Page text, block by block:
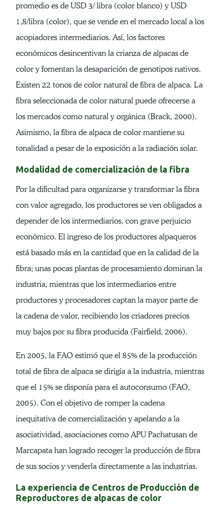
promedio es de USD 3/ libra (color blanco) y USD
1,8/libra (color), que se vende en el mercado local a los
acopiadores intermediarios. Así, los factores
económicos desincentivan la crianza de alpacas de
color y fomentan la desaparición de genotipos nativos.
Existen 22 tonos de color natural de fibra de alpaca. La
fibra seleccionada de color natural puede ofrecerse a
los mercados como natural y orgánica (Brack, 2000).
Asimismo, la fibra de alpaca de color mantiene su
tonalidad a pesar de la exposición a la radiación solar.
Modalidad de comercialización de la fibra
Por la dificultad para organizarse y transformar la fibra
con valor agregado, los productores se ven obligados a
depender de los intermediarios, con grave perjuicio
económico. El ingreso de los productores alpaqueros
está basado más en la cantidad que en la calidad de la
fibra; unas pocas plantas de procesamiento dominan la
industria, mientras que los intermediarios entre
productores y procesadores captan la mayor parte de
la cadena de valor, recibiendo los criadores precios
muy bajos por su fibra producida (Fairfield, 2006).
En 2005, la FAO estimó que el 85% de la producción
total de fibra de alpaca se dirigía a la industria, mientras
que el 15% se disponía para el autoconsumo (FAO,
2005). Con el objetivo de romper la cadena
inequitativa de comercialización y apelando a la
asociatividad, asociaciones como APU Pachatusan de
Marcapata han logrado recoger la producción de fibra
de sus socios y venderla directamente a las industrias.
La experiencia de Centros de Producción de
Reproductores de alpacas de color